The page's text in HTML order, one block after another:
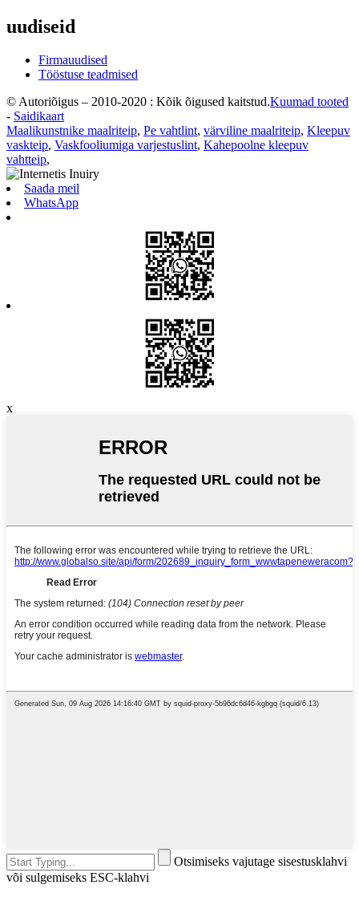
uudiseid
Firmauudised
Tööstuse teadmised
© Autoriõigus – 2010-2020 : Kõik õigused kaitstud.Kuumad tooted
- Saidikaart
Maalikunstnike maalriteip, Pe vahtlint, värviline maalriteip, Kleepuv
vaskteip, Vaskfooliumiga varjestuslint, Kahepoolne kleepuv
vahtteip,
Saada meil
WhatsApp
x
Otsimiseks vajutage sisestusklahvi
või sulgemiseks ESC-klahvi